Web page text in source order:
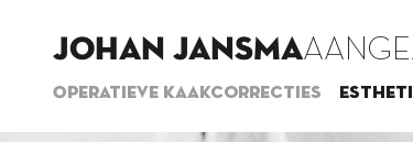
JOHAN JANSMA
Operatieve kaakcorrecties